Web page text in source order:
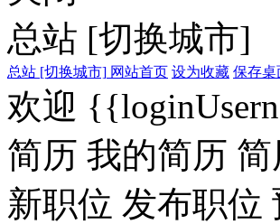
总站 [切换城市]
总站 [切换城市] 网站首页 设为收藏 保存桌
欢迎
简历 我的简历
新职位 发布职位